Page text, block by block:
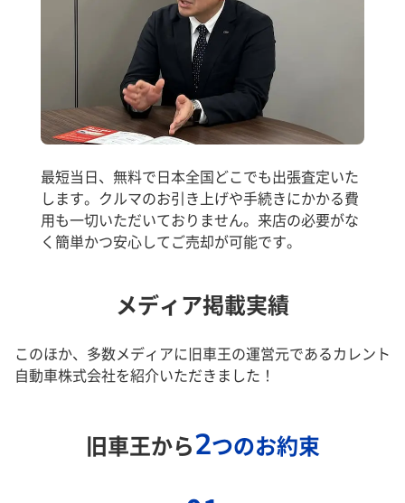
最短当日、無料で日本全国どこでも出張査定いた
します。クルマのお引き上げや手続きにかかる費
用も一切いただいておりません。来店の必要がな
く簡単かつ安心してご売却が可能です。
メディア掲載実績
このほか、多数メディアに旧車王の運営元であるカレント
自動車株式会社を紹介いただきました！
旧車王から2つのお約束